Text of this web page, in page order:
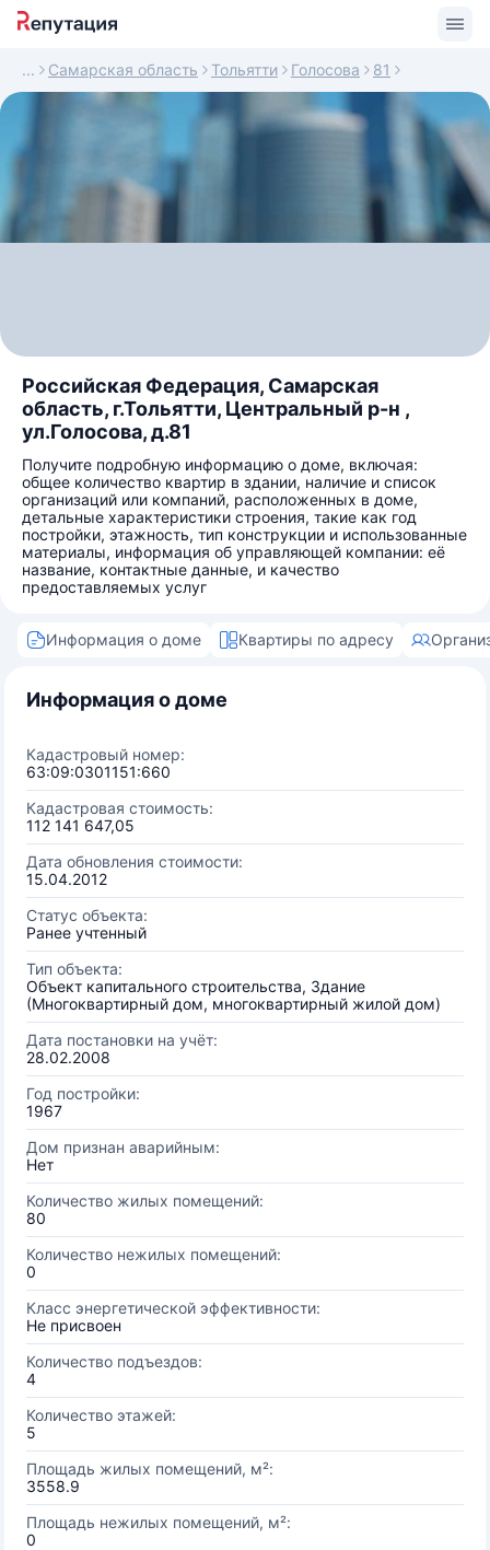
Самарская область Тольятти Голосова 81
Российская Федерация, Самарская
область, г.Тольятти, Центральный р-н ,
ул.Голосова, д.81
Получите подробную информацию о доме, включая:
общее количество квартир в здании, наличие и список
организаций или компаний, расположенных в доме,
детальные характеристики строения, такие как год
постройки, этажность, тип конструкции и использованные
материалы, информация об управляющей компании: её
название, контактные данные, и качество
предоставляемых услуг
Информация о доме Квартиры по адресу
Информация о доме
Кадастровый номер:
63:09:0301151:660
Кадастровая стоимость:
112 141 647,05
Дата обновления стоимости:
15.04.2012
Статус объекта:
Ранее учтенный
Тип объекта:
Объект капитального строительства, Здание
(Многоквартирный дом, многоквартирный жилой дом)
Дата постановки на учёт:
28.02.2008
Год постройки:
1967
Дом признан аварийным:
Нет
Количество жилых помещений:
80
Количество нежилых помещений:
0
Класс энергетической эффективности:
Не присвоен
Количество подъездов:
4
Количество этажей:
5
Площадь жилых помещений, м²:
3558.9
Площадь нежилых помещений, м²:
0